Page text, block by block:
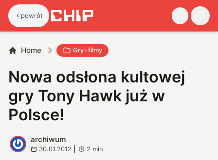
powrót
Home Gry i filmy
Nowa odsłona kultowej
gry Tony Hawk już w
Polsce!
A
archiwum
30.01.2012 2 min